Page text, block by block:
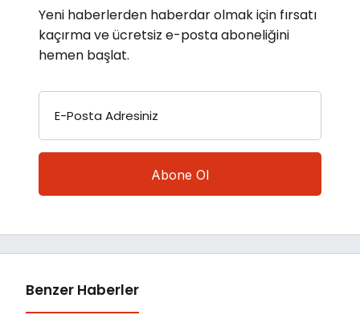
Yeni haberlerden haberdar olmak için fırsatı
kaçırma ve ücretsiz e-posta aboneliğini
hemen başlat.
E-Posta Adresiniz
Benzer Haberler